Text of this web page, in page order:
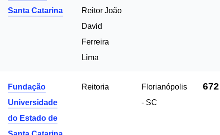
Santa Catarina
Reitor João
David
Ferreira
Lima
Fundação
Universidade
do Estado de
Reitoria
Florianópolis
- SC
672